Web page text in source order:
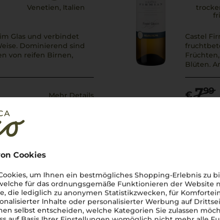
Cookies
um Ihnen ein bestmögliches Shopping-Erlebnis zu
für das ordnungsgemäße Funktionieren der Website
die lediglich zu anonymen Statistikzwecken, für
Inhalte oder personalisierter Werbung auf
selbst entscheiden, welche Kategorien Sie zulassen
Venetien, Italien
Glas und verbindet
Dominierend sind
von reifen Birnen,
Mehr Details
Castel
Blüten.
€ 799
Trentino, Italien